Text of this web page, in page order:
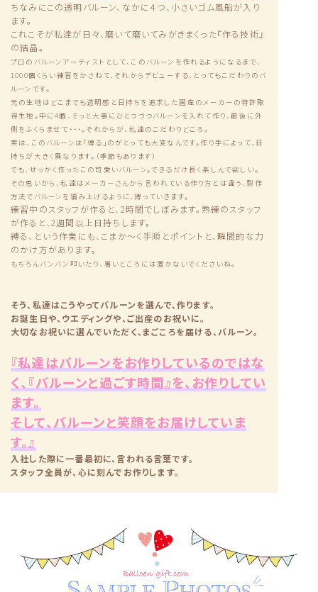
ちなみにこの透明バルーン、なかに４つ、小さいゴム風船が入り
ます。
これこそが私達が日々、磨いて磨いてみがきまくった『作る技術』
の結晶。
プロのバルーンアーティストとして、このバルーンを作れるようになるまで、
1000個くらい練習をかさねて、それからデビューする、とってもこだわりのバ
ルーンです。
元の生地はどこまでも透明感と日持ちを追求した国産のメーカーの特許取
得生地。中に4個、そっと大事にひとつづつバルーンを入れて作り、最後に外
側をふくらませて・・・。それからが、私達のこだわりどころ。
実は、このバルーンは「縛る」のがとっても大変なんです。作り手によって、日
持ちが大きく異なります。（季節もあります）
でも、せっかく作ったこの可愛いバルーン。できるだけ長く楽しんで欲しい。
その思いから、私達はメーカーさんから言われている作り方とは違う、製作
方法でバルーンを編み上げるように、縛っていきます。
練習中のスタッフが作ると、2時間でしぼみます。熟練のスタッフ
が作ると、2週間以上日持ちします。
縛る、という作業にも、こまか〜く手順とポイントと、瞬間的な力
のかけ方があります。
もちろんバンバン叩いたり、暑いところには置かないでくださいね。
そう、私達はこうやってバルーンを選んで、作ります。
お誕生日や、ウエディングや、ご出産のお祝いに。
大切なお祝いに選んでいただく、まごころを届ける、バルーン。
『私達はバルーンをお作りしているのではな
く、『バルーンと過ごす時間』を、お作りしてい
ます。
そして、バルーンと笑顔をお届けしていま
す。』
入社した際に一番最初に、言われる言葉です。
スタッフ全員が、心に刻んでお作りします。